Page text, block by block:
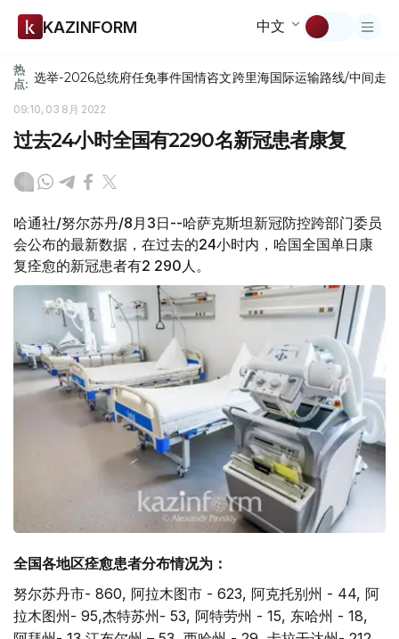
KAZINFORM 中文
热
点: 选举-2026总统府任免事件国情咨文跨里海国际运输路线/中间走廊
09:10, 03 8月 2022
过去24小时全国有2290名新冠患者康复
哈通社/努尔苏丹/8月3日--哈萨克斯坦新冠防控跨部门委员
会公布的最新数据，在过去的24小时内，哈国全国单日康
复痊愈的新冠患者有2 290人。
全国各地区痊愈患者分布情况为：
努尔苏丹市- 860, 阿拉木图市 - 623, 阿克托别州 - 44, 阿
拉木图州- 95,杰特苏州- 53, 阿特劳州 - 15, 东哈州 - 18,